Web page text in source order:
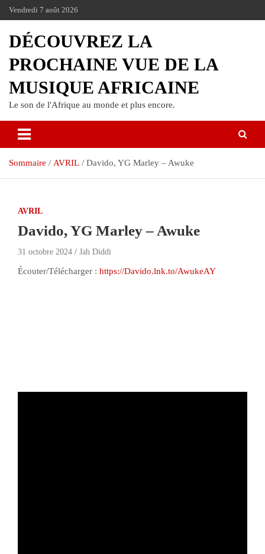
Passer
contenu
Vendredi 7 août 2026
DÉCOUVREZ LA
PROCHAINE VUE DE LA
MUSIQUE AFRICAINE
Le son de l'Afrique au monde et plus encore.
Sommaire AVRIL Davido, YG Marley – Awuke
AVRIL
Davido, YG Marley – Awuke
31 octobre 2024 Jah Diddi
Écouter/Télécharger : https://Davido.lnk.to/AwukeAY